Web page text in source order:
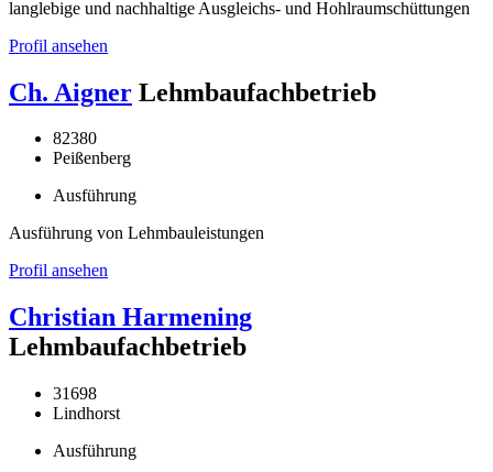
langlebige und nachhaltige Ausgleichs- und Hohlraumschüttungen
Profil ansehen
Ch. Aigner Lehmbaufachbetrieb
82380
Peißenberg
Ausführung
Ausführung von Lehmbauleistungen
Profil ansehen
Christian Harmening
Lehmbaufachbetrieb
31698
Lindhorst
Ausführung